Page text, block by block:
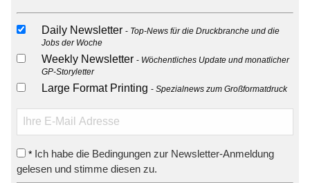
Daily Newsletter
Top-News für die Druckbranche und die
Jobs der Woche
Weekly Newsletter
Wöchentliches Update und monatlicher
GP-Storyletter
Large Format Printing Spezialnews zum Großformatdruck
* Ich habe die Bedingungen zur Newsletter-Anmeldung
gelesen und stimme diesen zu.